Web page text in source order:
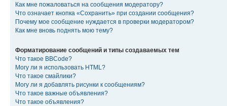
Как мне пожаловаться на сообщения модератору?
Что означает кнопка «Сохранить» при создании сообщения?
Почему мое сообщение нуждается в проверки модератором?
Как мне вновь поднять мою тему?
Форматирование сообщений и типы создаваемых тем
Что такое BBCode?
Могу ли я использовать HTML?
Что такое смайлики?
Могу ли я добавлять рисунки к сообщениям?
Что такое важные объявления?
Что такое объявления?